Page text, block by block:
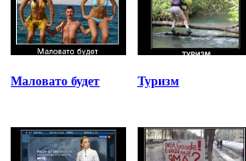
Маловато будет Туризм